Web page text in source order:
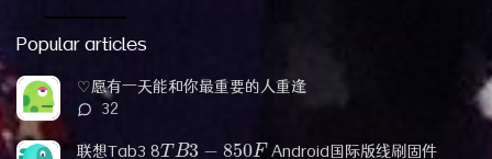
P
p
u
l
a
r
e
c
a
Popular articles
♡愿有一天能和你最重要的人重逢
评
数：
32
联想Tab3 8
TB3 850F
Android国际版线刷固件